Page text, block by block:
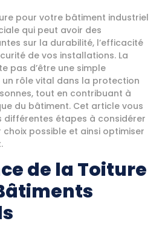
pour votre bâtiment industriel
qui peut avoir des
sur la durabilité, l’efficacité
de vos installations. La
pas d’être une simple
rôle vital dans la protection
tout en contribuant à
du bâtiment. Cet article vous
différentes étapes à considérer
possible et ainsi optimiser
de la Toiture